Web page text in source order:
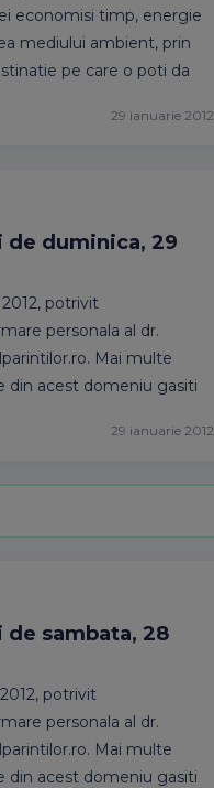
economisi timp, energie
mediului ambient, prin
pe care o poti da
29 ianuarie 2012
de duminica, 29
potrivit
personala al dr.
Mai multe
din acest domeniu gasiti
29 ianuarie 2012
sambata, 28
potrivit
personala al dr.
Mai multe
din acest domeniu gasiti